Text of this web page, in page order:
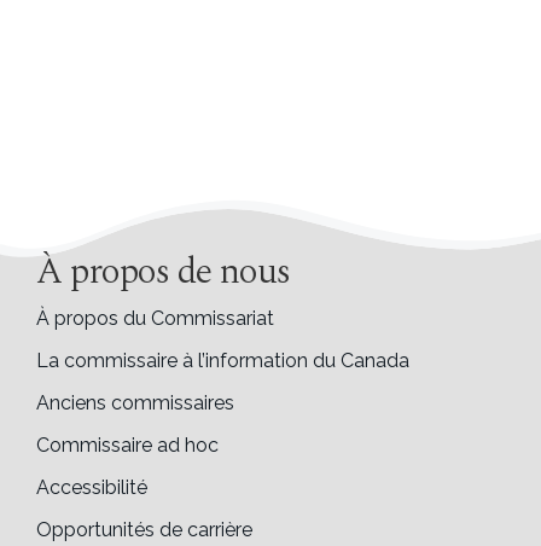
À propos de nous
À propos du Commissariat
La commissaire à l’information du Canada
Anciens commissaires
Commissaire ad hoc
Accessibilité
Opportunités de carrière